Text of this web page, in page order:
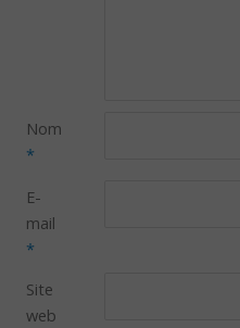
Nom
*
E-
mail
*
Site
web